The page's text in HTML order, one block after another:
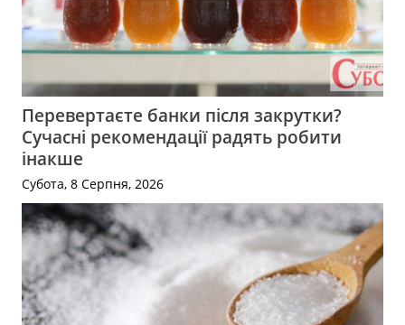
Перевертаєте банки після закрутки?
Сучасні рекомендації радять робити
інакше
Субота, 8 Серпня, 2026